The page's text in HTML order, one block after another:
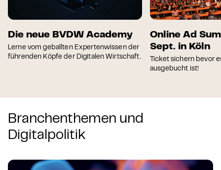
Online Ad Summit am 22.
Sept. in Köln
Ticket sichern bevor es (wieder)
Neu: AI
Präsenzkurs
Führe KI skalier- und
Unternehmen ein!
Branchenthemen und
Digitalpolitik